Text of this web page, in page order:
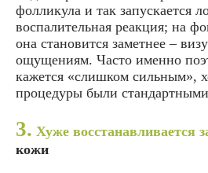
фолликула и так запускается
воспалительная реакция; на
она становится заметнее –
ощущениям. Часто именно
кажется «слишком сильным»,
процедуры были
3. Хуже восстанавливается
кожи